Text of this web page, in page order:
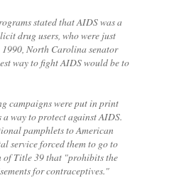
stated that AIDS was a
drug users, who were just
North Carolina senator
way to fight AIDS would be to
campaigns were put in print
way to protect against AIDS.
pamphlets to American
service forced them to go to
of Title 39 that "prohibits the
for contraceptives."